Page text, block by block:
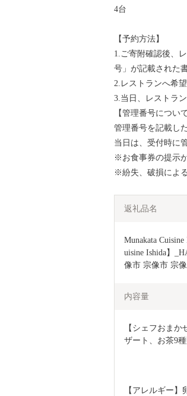
4台
【予約方法】
1.ご寄附確認後、
号」が記載された
2.レストランへ希
3.当日、レストラ
【管理番号について
管理番号を記載し
当日は、受付時に
※お食事券の提示
※紛失、破損によ
返礼品名
Munakata
uisine Ishida】
像市 宗像市 宗像
内容量
【シェフおま
ザート、お茶9
【アレルギー